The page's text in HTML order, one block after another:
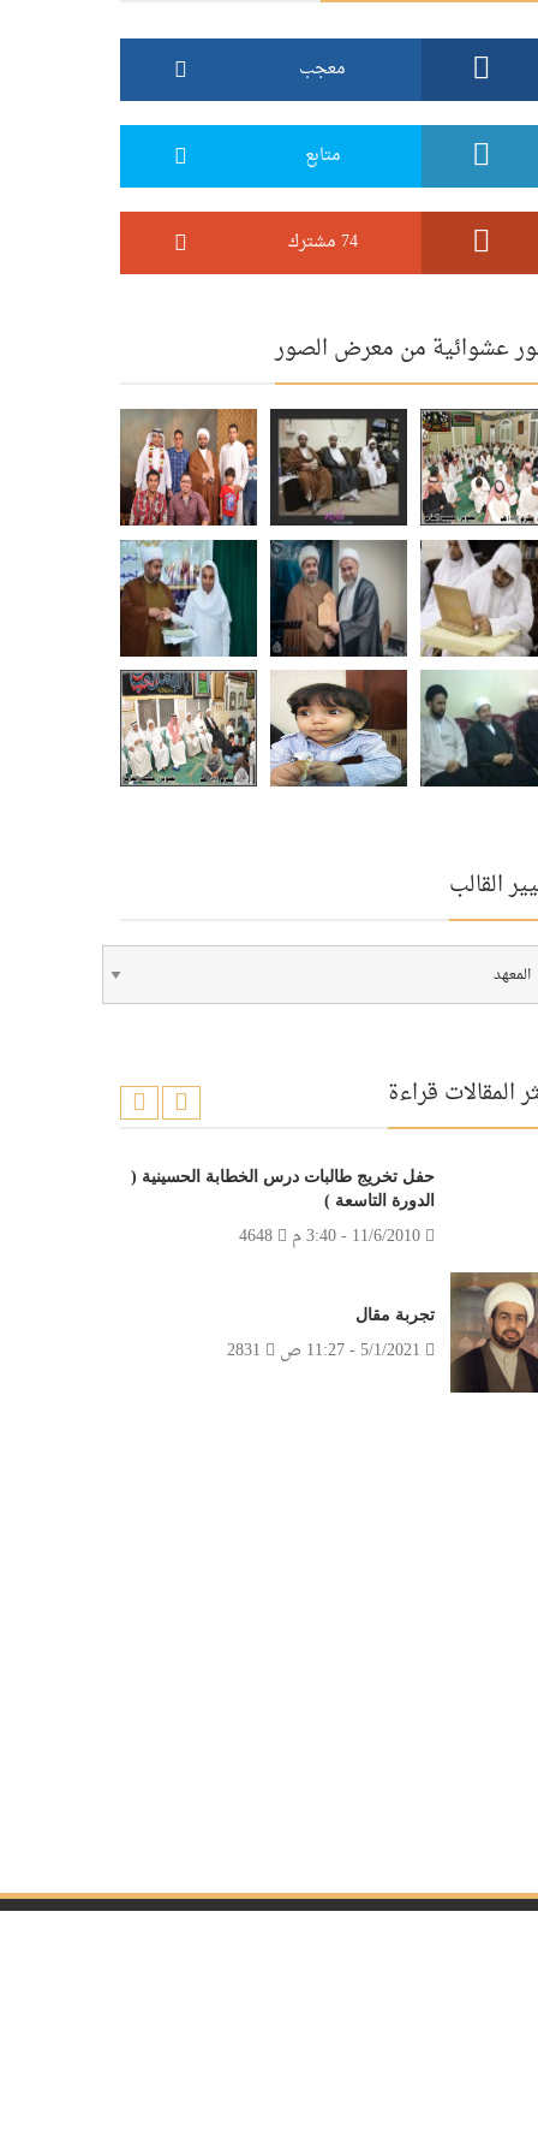
معجب
متابع
74 مشترك
عشوائية من معرض الصور
القالب
المقالات قراءة
حفل تخريج طالبات درس الخطابة الحسينية (
الدورة التاسعة )
11/6/2010 - 3:40 م 4648
تجربة مقال